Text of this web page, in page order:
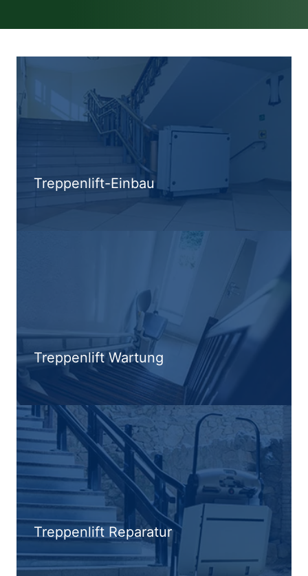
Treppenlift-Einbau
Treppenlift Wartung
Treppenlift Reparatur